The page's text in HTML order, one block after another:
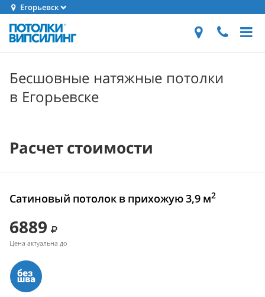
Егорьевск
Бесшовные натяжные потолки
в Егорьевске
Расчет стоимости
Сатиновый потолок в прихожую 3,9 м2
6889
Цена актуальна до